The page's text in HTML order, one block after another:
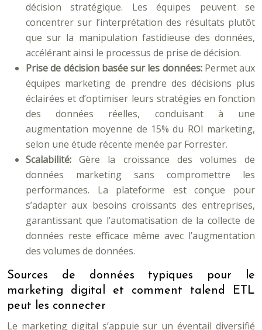
décision stratégique. Les équipes peuvent se
concentrer sur l’interprétation des résultats plutôt
que sur la manipulation fastidieuse des données,
accélérant ainsi le processus de prise de décision.
Prise de décision basée sur les données: Permet aux
équipes marketing de prendre des décisions plus
éclairées et d’optimiser leurs stratégies en fonction
des données réelles, conduisant à une
augmentation moyenne de 15% du ROI marketing,
selon une étude récente menée par Forrester.
Scalabilité:Gère la croissance des volumes de
données marketing sans compromettre les
performances. La plateforme est conçue pour
s’adapter aux besoins croissants des entreprises,
garantissant que l’automatisation de la collecte de
données reste efficace même avec l’augmentation
des volumes de données.
Sources de données typiques pour le
marketing digital et comment talend ETL
peut les connecter
Le marketing digital s’appuie sur un éventail diversifié